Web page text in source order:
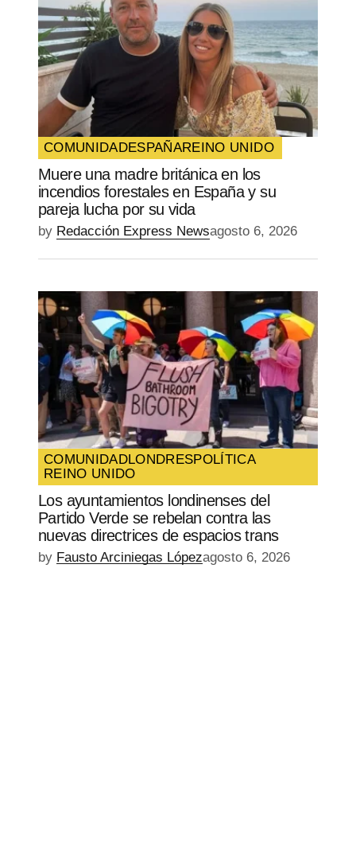
COMUNIDADESPAÑAREINO UNIDO
Muere una madre británica en los
incendios forestales en España y su
pareja lucha por su vida
by Redacción Express Newsagosto 6, 2026
COMUNIDADLONDRESPOLÍTICA
REINO UNIDO
Los ayuntamientos londinenses del
Partido Verde se rebelan contra las
nuevas directrices de espacios trans
by Fausto Arciniegas Lópezagosto 6, 2026